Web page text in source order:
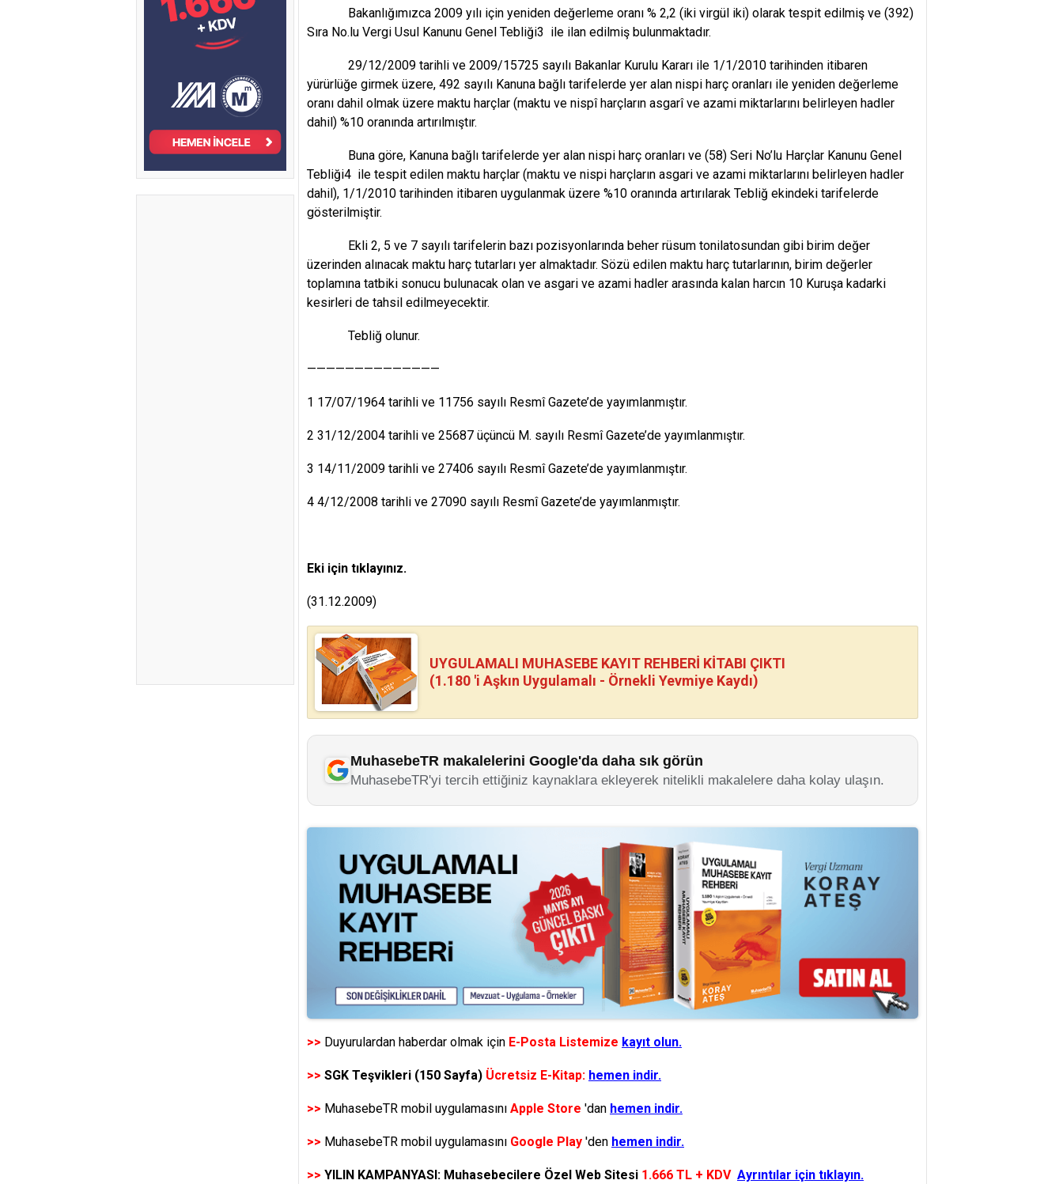
Bakanlığımızca 2009 yılı için yeniden değerleme oranı % 2,2 (iki virgül iki) olarak tespit edilmiş ve (392)
Sıra No.lu Vergi Usul Kanunu Genel Tebliği3 ile ilan edilmiş bulunmaktadır.
29/12/2009 tarihli ve 2009/15725 sayılı Bakanlar Kurulu Kararı ile 1/1/2010 tarihinden itibaren
yürürlüğe girmek üzere, 492 sayılı Kanuna bağlı tarifelerde yer alan nispi harç oranları ile yeniden değerleme
oranı dahil olmak üzere maktu harçlar (maktu ve nispî harçların asgarî ve azami miktarlarını belirleyen hadler
dahil) %10 oranında artırılmıştır.
Buna göre, Kanuna bağlı tarifelerde yer alan nispi harç oranları ve (58) Seri No’lu Harçlar Kanunu Genel
Tebliği4 ile tespit edilen maktu harçlar (maktu ve nispi harçların asgari ve azami miktarlarını belirleyen hadler
dahil), 1/1/2010 tarihinden itibaren uygulanmak üzere %10 oranında artırılarak Tebliğ ekindeki tarifelerde
gösterilmiştir.
Ekli 2, 5 ve 7 sayılı tarifelerin bazı pozisyonlarında beher rüsum tonilatosundan gibi birim değer
üzerinden alınacak maktu harç tutarları yer almaktadır. Sözü edilen maktu harç tutarlarının, birim değerler
toplamına tatbiki sonucu bulunacak olan ve asgari ve azami hadler arasında kalan harcın 10 Kuruşa kadarki
kesirleri de tahsil edilmeyecektir.
Tebliğ olunur.
——————————————
1 17/07/1964 tarihli ve 11756 sayılı Resmî Gazete’de yayımlanmıştır.
2 31/12/2004 tarihli ve 25687 üçüncü M. sayılı Resmî Gazete’de yayımlanmıştır.
3 14/11/2009 tarihli ve 27406 sayılı Resmî Gazete’de yayımlanmıştır.
4 4/12/2008 tarihli ve 27090 sayılı Resmî Gazete’de yayımlanmıştır.
Eki için tıklayınız.
(31.12.2009)
UYGULAMALI MUHASEBE KAYIT REHBERİ KİTABI ÇIKTI
(1.180 'i Aşkın Uygulamalı - Örnekli Yevmiye Kaydı)
MuhasebeTR makalelerini Google'da daha sık görün
MuhasebeTR'yi tercih ettiğiniz kaynaklara ekleyerek nitelikli makalelere daha kolay ulaşın.
>> Duyurulardan haberdar olmak için E-Posta Listemize kayıt olun.
>> SGK Teşvikleri (150 Sayfa) Ücretsiz E-Kitap: hemen indir.
>> MuhasebeTR mobil uygulamasını Apple Store 'dan hemen indir.
>> MuhasebeTR mobil uygulamasını Google Play 'den hemen indir.
>> YILIN KAMPANYASI: Muhasebecilere Özel Web Sitesi 1.666 TL + KDV Ayrıntılar için tıklayın.